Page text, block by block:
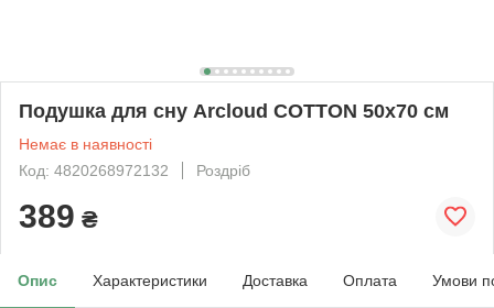
Подушка для сну Arcloud COTTON 50x70 см
Немає в наявності
Код: 4820268972132
Роздріб
389 ₴
Опис Характеристики Доставка Оплата Умови